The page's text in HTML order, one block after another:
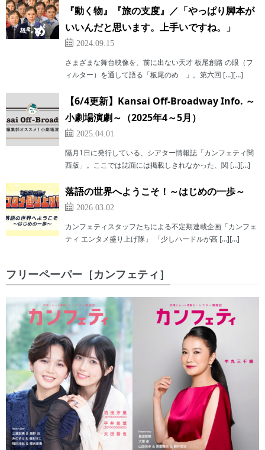
『動く物』『旅の支度』／「やっぱり脚本が
いいんだと思います。上手いですね。」
2024.09.15
さまざまな舞台映像を、前に出ない天才 板尾創路 の眼（フ
ィルター）を通して語る「板尾のめ゙」。第六回 […][…]
【6/4更新】Kansai Off-Broadway Info. ～
小劇場演劇～（2025年4～5月）
2025.04.01
隔月1日に発行している、シアター情報誌「カンフェティ関
西版」。ここでは誌面には掲載しきれなかった、関 […][…]
落語の世界へようこそ！～はじめの一歩～
2026.03.02
カンフェティスタッフたちによる不定期連載企画「カンフェ
ティ エンタメ盛り上げ隊」 「少しハードルが高 […][…]
フリーペーパー［カンフェティ］